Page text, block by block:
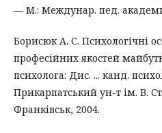
— М.: Междунар. пед.
Борисюк А. С. Психологічні
професійних якостей
психолога: Дис. ... канд.
Прикарпатський ун-т ім. В.
Франківськ, 2004.